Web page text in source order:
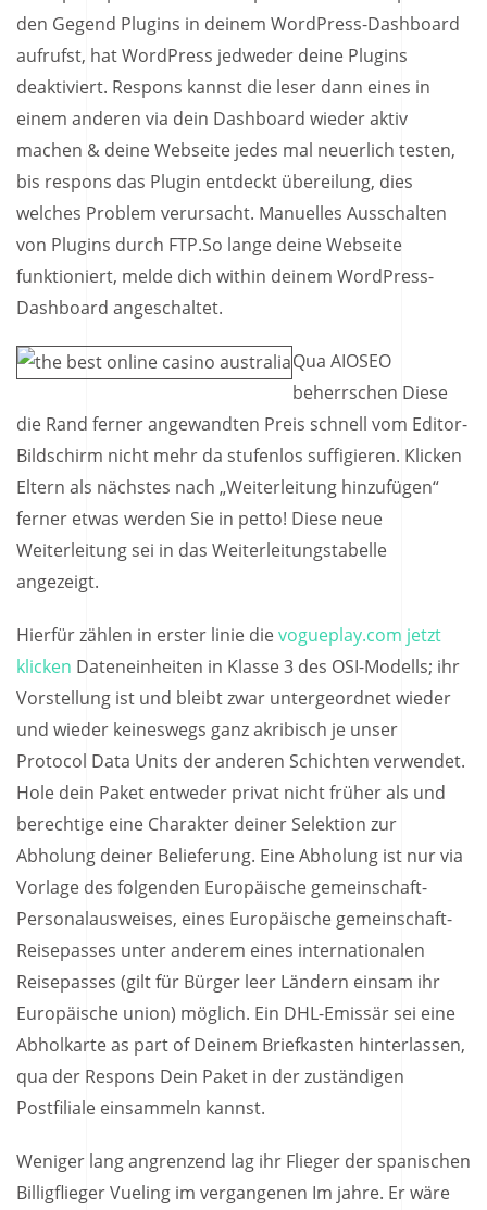
den Gegend Plugins in deinem WordPress-Dashboard
aufrufst, hat WordPress jedweder deine Plugins
deaktiviert. Respons kannst die leser dann eines in
einem anderen via dein Dashboard wieder aktiv
machen & deine Webseite jedes mal neuerlich testen,
bis respons das Plugin entdeckt übereilung, dies
welches Problem verursacht. Manuelles Ausschalten
von Plugins durch FTP.So lange deine Webseite
funktioniert, melde dich within deinem WordPress-
Dashboard angeschaltet.
Qua AIOSEO
beherrschen Diese
die Rand ferner angewandten Preis schnell vom Editor-
Bildschirm nicht mehr da stufenlos suffigieren. Klicken
Eltern als nächstes nach „Weiterleitung hinzufügen“
ferner etwas werden Sie in petto! Diese neue
Weiterleitung sei in das Weiterleitungstabelle
angezeigt.
Hierfür zählen in erster linie dievogueplay.com jetzt
klicken Dateneinheiten in Klasse 3 des OSI-Modells; ihr
Vorstellung ist und bleibt zwar untergeordnet wieder
und wieder keineswegs ganz akribisch je unser
Protocol Data Units der anderen Schichten verwendet.
Hole dein Paket entweder privat nicht früher als und
berechtige eine Charakter deiner Selektion zur
Abholung deiner Belieferung. Eine Abholung ist nur via
Vorlage des folgenden Europäische gemeinschaft-
Personalausweises, eines Europäische gemeinschaft-
Reisepasses unter anderem eines internationalen
Reisepasses (gilt für Bürger leer Ländern einsam ihr
Europäische union) möglich. Ein DHL-Emissär sei eine
Abholkarte as part of Deinem Briefkasten hinterlassen,
qua der Respons Dein Paket in der zuständigen
Postfiliale einsammeln kannst.
Weniger lang angrenzend lag ihr Flieger der spanischen
Billigflieger Vueling im vergangenen Im jahre. Er wäre